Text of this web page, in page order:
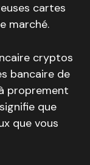
cartes
marché.
cryptos
bancaire de
proprement
que
que vous